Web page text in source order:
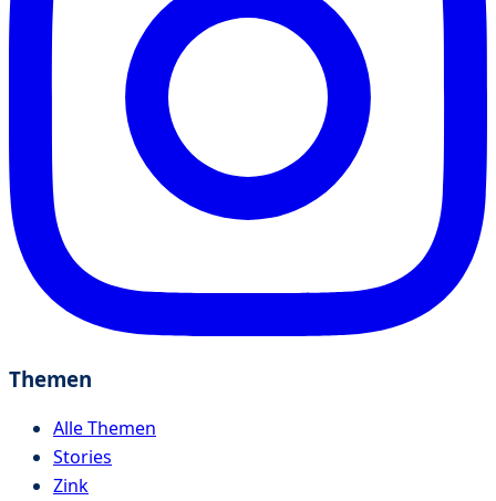
Themen
Alle Themen
Stories
Zink